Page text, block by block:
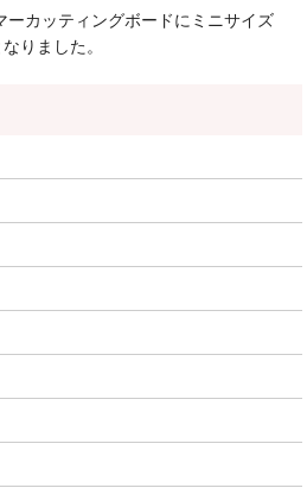
カッティングボードにミニサイズ
りました。